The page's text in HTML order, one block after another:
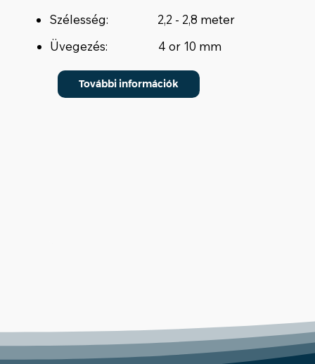
Szélesség:
2,2 - 2,8 meter
Üvegezés:
4 or 10 mm
További információk